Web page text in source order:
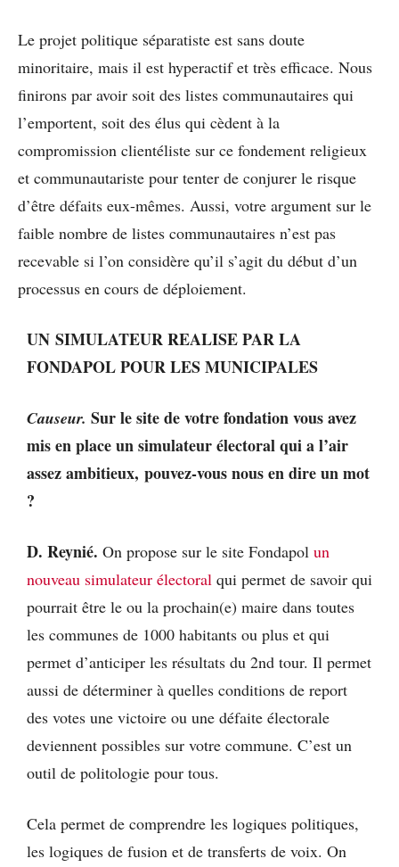
Le projet politique séparatiste est sans doute
minoritaire, mais il est hyperactif et très efficace. Nous
finirons par avoir soit des listes communautaires qui
l’emportent, soit des élus qui cèdent à la
compromission clientéliste sur ce fondement religieux
et communautariste pour tenter de conjurer le risque
d’être défaits eux-mêmes. Aussi, votre argument sur le
faible nombre de listes communautaires n’est pas
recevable si l’on considère qu’il s’agit du début d’un
processus en cours de déploiement.
UN SIMULATEUR REALISE PAR LA
FONDAPOL POUR LES MUNICIPALES
Causeur. Sur le site de votre fondation vous avez
mis en place un simulateur électoral qui a l’air
assez ambitieux, pouvez-vous nous en dire un mot
?
D. Reynié. On propose sur le site Fondapol un
nouveau simulateur électoral qui permet de savoir qui
pourrait être le ou la prochain(e) maire dans toutes
les communes de 1000 habitants ou plus et qui
permet d’anticiper les résultats du 2nd tour. Il permet
aussi de déterminer à quelles conditions de report
des votes une victoire ou une défaite électorale
deviennent possibles sur votre commune. C’est un
outil de politologie pour tous.
Cela permet de comprendre les logiques politiques,
les logiques de fusion et de transferts de voix. On